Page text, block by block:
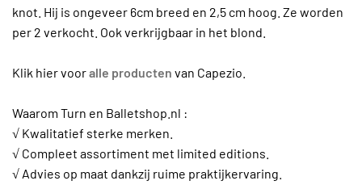
knot. Hij is ongeveer 6cm breed en 2,5 cm hoog. Ze worden
per 2 verkocht. Ook verkrijgbaar in het blond.
Klik hier vooralle producten van Capezio.
Waarom Turn en Balletshop.nl :
√ Kwalitatief sterke merken.
√ Compleet assortiment met limited editions.
√ Advies op maat dankzij ruime praktijkervaring.